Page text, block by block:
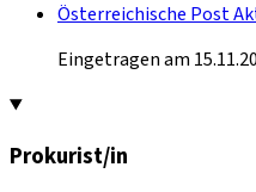
Österreichische Post
Eingetragen am
Prokurist/in